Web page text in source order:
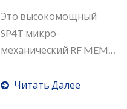
Это высокомощный
SP4T микро-
механический RF MEMS
Читать Далее